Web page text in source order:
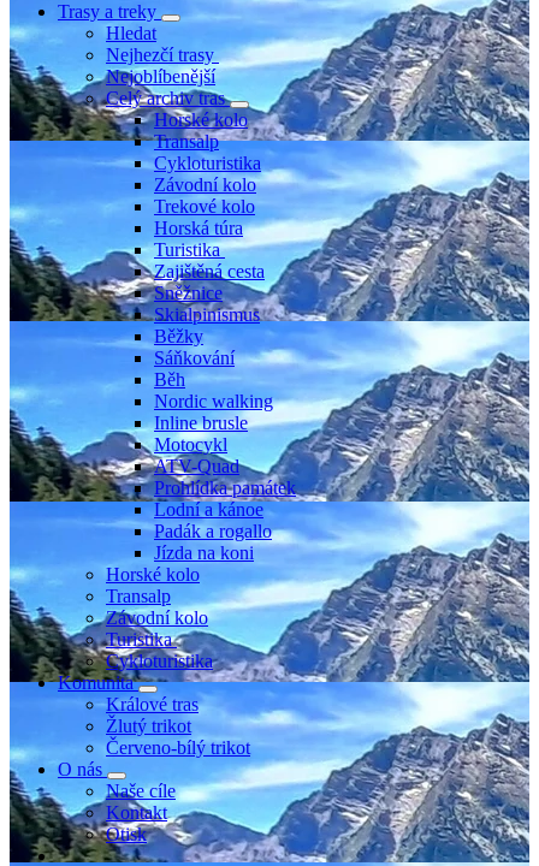
Trasy a treky
Hledat
Nejhezčí trasy
Nejoblíbenější
Celý archiv tras
Horské kolo
Transalp
Cykloturistika
Závodní kolo
Trekové kolo
Horská túra
Turistika
Zajištěná cesta
Sněžnice
Skialpinismus
Běžky
Sáňkování
Běh
Nordic walking
Inline brusle
Motocykl
ATV-Quad
Prohlídka památek
Lodní a kánoe
Padák a rogallo
Jízda na koni
Horské kolo
Transalp
Závodní kolo
Turistika
Cykloturistika
Komunita
Králové tras
Žlutý trikot
Červeno-bílý trikot
O nás
Naše cíle
Kontakt
Otisk